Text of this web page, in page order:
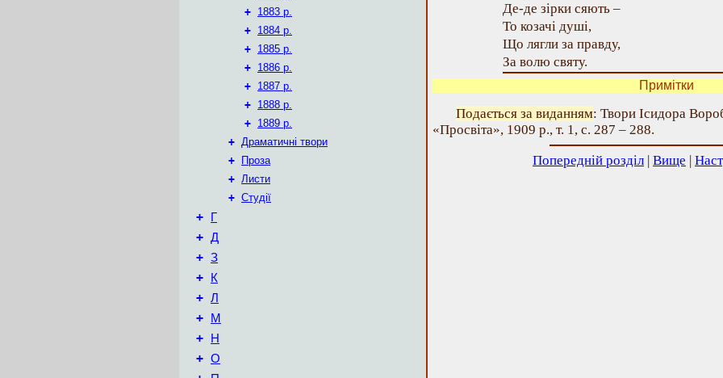
+ 1883 р.
+ 1884 р.
+ 1885 р.
+ 1886 р.
+ 1887 р.
+ 1888 р.
+ 1889 р.
+ Драматичні твори
+
Проза
+ Листи
+ Студії
+ Г
+ Д
+ З
+ К
+ Л
+ М
+ Н
+ О
Де-де зірки сяють –
То козачі душі,
Що лягли за правду,
За волю святу.
Примітки
Подається за виданням: Твори Ісидора
«Просвіта», 1909 р., т. 1, с. 287 – 288.
Попередній розділ | Вище |